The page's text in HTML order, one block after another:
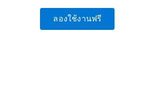
ลองใช้งานฟรี